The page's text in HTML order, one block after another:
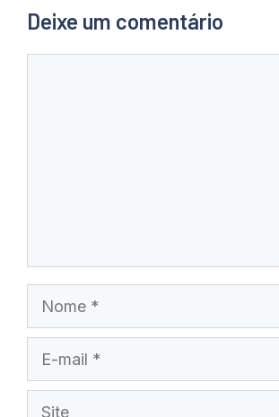
Deixe um comentário
Nome
mail
Site